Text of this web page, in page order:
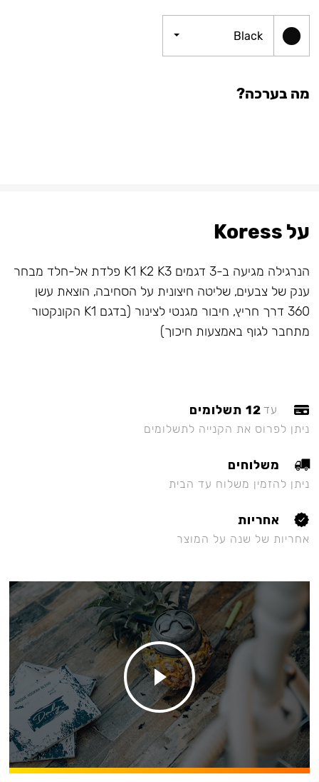
Black
מה בערכה?
על Koress
הנרגילה מגיעה ב-3 דגמים K1 K2 K3 פלדת אל-חלד מבחר
ענק של צבעים, שליטה חיצונית על הסחיבה, הוצאת עשן
360 דרך חריץ, חיבור מגנטי לצינור (בדגם K1 הקונקטור
מתחבר לגוף באמצעות חיכוך)
עד 12 תשלומים
ניתן לפרוס את הקנייה לתשלומים
משלוחים
ניתן להזמין משלוח עד הבית
אחריות
אחריות של שנה על המוצר